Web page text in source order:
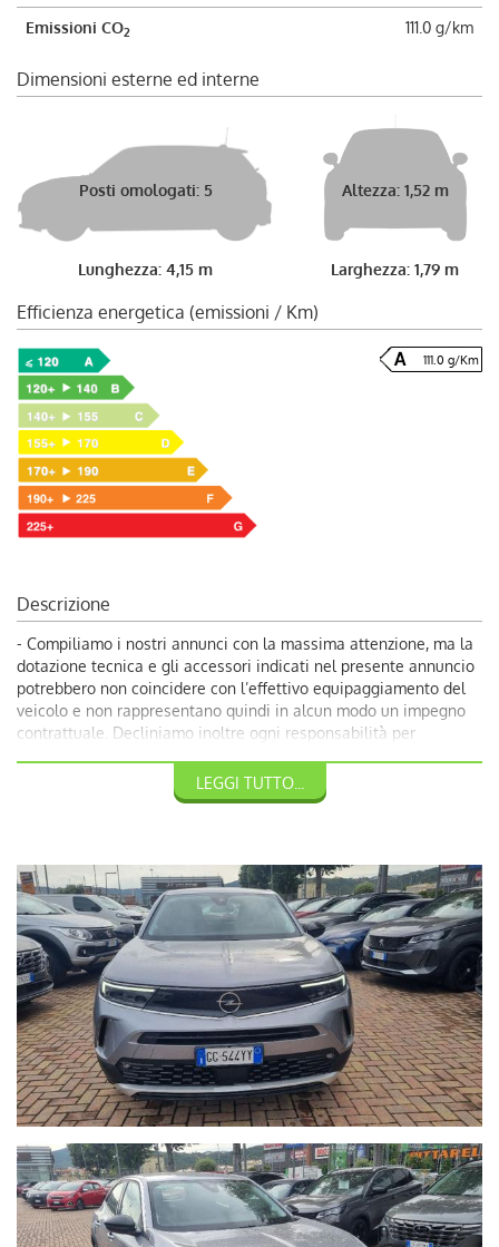
Emissioni CO2 111.0 g/km
Dimensioni esterne ed interne
Posti omologati: 5
Lunghezza: 4,15 m
Altezza: 1,52 m
Larghezza: 1,79 m
Efficienza energetica (emissioni / Km)
111.0 g/Km
Descrizione
- Compiliamo i nostri annunci con la massima attenzione, ma la
dotazione tecnica e gli accessori indicati nel presente annuncio
potrebbero non coincidere con l’effettivo equipaggiamento del
veicolo e non rappresentano quindi in alcun modo un impegno
contrattuale. Decliniamo inoltre ogni responsabilità per
garantire ai nostri clienti la più completa soddisfazione, vi
invitiamo a chiedere conferma delle dotazioni del veicolo ai
-17900 €: Promozione Autoquadrifoglio con rottamazione veicolo
usato con almeno dieci anni;
-18900 €: Prezzo di Vendita Autoquadrifoglio;
Per Info chiama Giuseppe al 389.898.1300;
- CHILOMETRAGGIO CERTIFICATO.
- La vettura si trova presso la nostra sede in Via Braja 48r
Savona, telefono 389.898.1300.
Chatta con noi su Whatsapp o chiamaci per prendere un
veicolo sia disponibile per essere visto e provato.
- Seguici anche su Facebook:
www.facebook.com/Autoquadrifoglio
LEGGI TUTTO...